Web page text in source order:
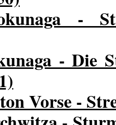
-
- Die
Vorse -